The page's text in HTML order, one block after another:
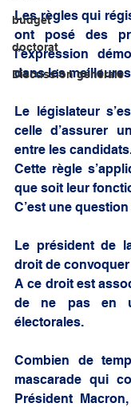
budget
doctorat
Discussion générale
Les règles qui
ont posé des
l’expression
dans les
Le législateur
celle d’assurer
entre les
Cette règle
que soit leur
C’est une
Le président de
droit de
A ce droit est
de ne pas en
électorales.
Combien de
mascarade qui
Président